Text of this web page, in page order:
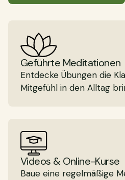
Geführte Meditationen
Entdecke Übungen die
Mitgefühl in den Alltag
Videos & Online-Kurse
Baue eine regelmäßige